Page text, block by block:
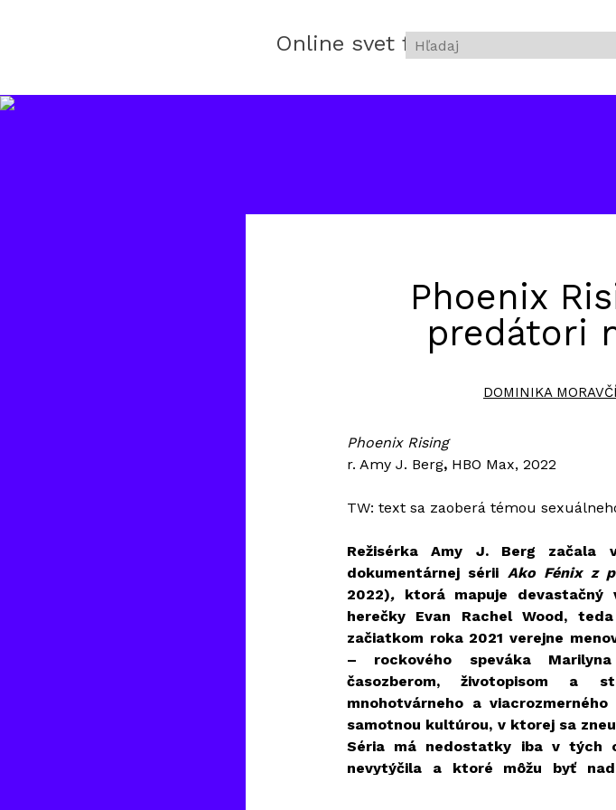
Online svet filmu
Phoenix
predátori
DOMINIKA
Phoenix Rising
r. Amy J. Berg, HBO Max, 2022
TW: text sa zaoberá témou
Režisérka Amy J. Berg
dokumentárnej sérii Ako Fénix z
2022), ktorá mapuje devastačný
herečky Evan Rachel Wood,
začiatkom roka 2021 verejne
– rockového speváka
časozberom, životopisom a
mnohotvárneho a
samotnou kultúrou, v ktorej sa
Séria má nedostatky iba v tých
nevytýčila a ktoré môžu byť